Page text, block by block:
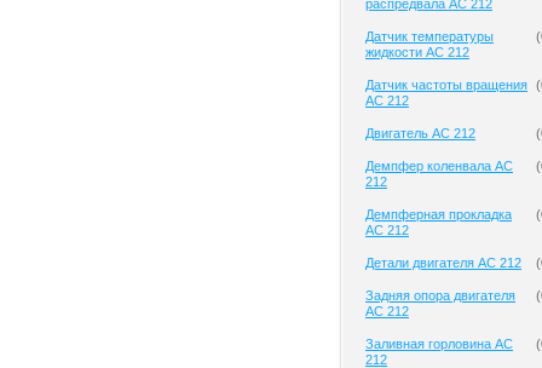
распредвала AC 212
Датчик температуры
жидкости AC 212
(
Датчик частоты вращения
AC 212
(
Двигатель AC 212 (
Демпфер коленвала AC
212
(
Демпферная прокладка
AC 212
(
Детали двигателя AC 212 (
Задняя опора двигателя
AC 212
(
Заливная горловина AC
212
(